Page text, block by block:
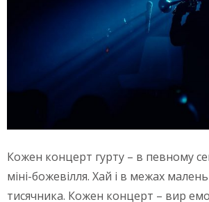
Кожен концерт гурту – в певному
міні-божевілля. Хай і в межах
тисячника. Кожен концерт – вир